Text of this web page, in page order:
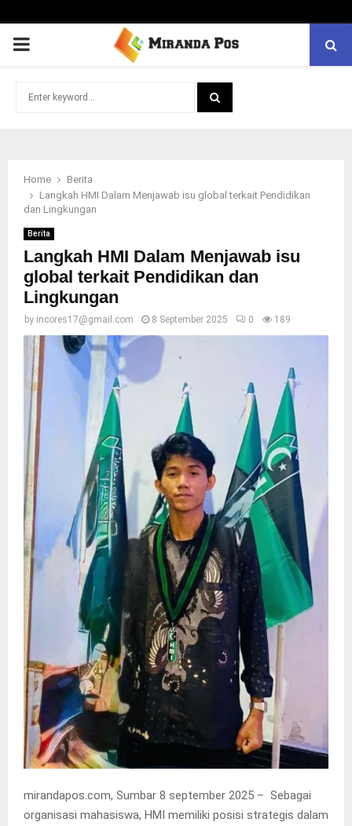
PRIMARY
Home
Berita
Langkah HMI Dalam Menjawab isu global terkait Pendidikan
dan Lingkungan
Berita
Langkah HMI Dalam Menjawab isu
global terkait Pendidikan dan
Lingkungan
by incores17@gmail.com 8 September 2025 0 189
mirandapos.com, Sumbar 8 september 2025 – Sebagai
organisasi mahasiswa, HMI memiliki posisi strategis dalam